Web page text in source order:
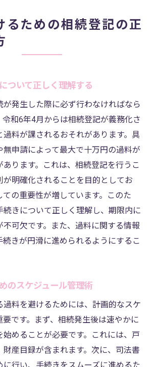
るための相続登記の正
ついて正しく理解する
が発生した際に必ず行わなければなら
令和6年4月からは相続登記が義務化さ
過料が課されるおそれがあります。具
無申請によって最大で十万円の過料が
ります。これは、相続登記を行うこ
が明確化されることを目的としてお
ての重要性が増しています。このた
続きについて正しく理解し、期限内に
不可欠です。また、過料に関する情報
続きが円滑に進められるようにするこ
のスケジュール管理術
過料を避けるためには、計画的なスケ
要です。まず、相続発生後は速やかに
始めることが必要です。これには、戸
財産目録が含まれます。次に、司法書